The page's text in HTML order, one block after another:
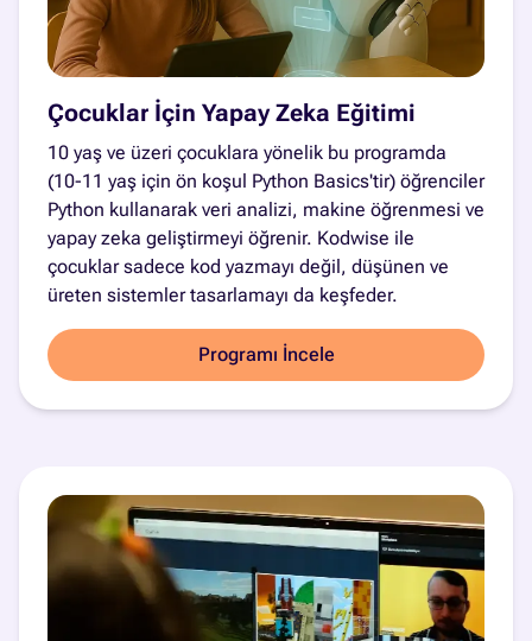
Çocuklar İçin Yapay Zeka Eğitimi
10 yaş ve üzeri çocuklara yönelik bu programda
(10-11 yaş için ön koşul Python Basics'tir) öğrenciler
Python kullanarak veri analizi, makine öğrenmesi ve
yapay zeka geliştirmeyi öğrenir. Kodwise ile
çocuklar sadece kod yazmayı değil, düşünen ve
üreten sistemler tasarlamayı da keşfeder.
Programı İncele